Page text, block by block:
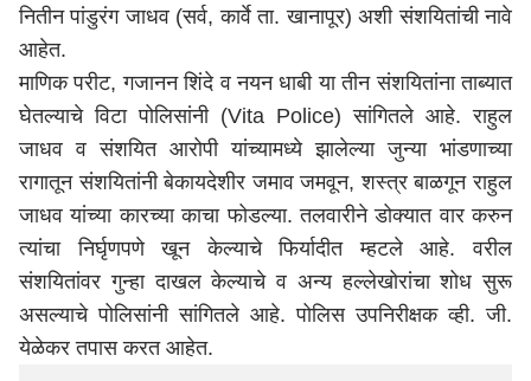
नितीन पांडुरंग जाधव (सर्व, कार्वे ता. खानापूर) अशी संशयितांची नावे
आहेत.
माणिक परीट, गजानन शिंदे व नयन धाबी या तीन संशयितांना ताब्यात
घेतल्याचे विटा पोलिसांनी (Vita Police) सांगितले आहे. राहुल
जाधव व संशयित आरोपी यांच्यामध्ये झालेल्या जुन्या भांडणाच्या
रागातून संशयितांनी बेकायदेशीर जमाव जमवून, शस्त्र बाळगून राहुल
जाधव यांच्या कारच्या काचा फोडल्या. तलवारीने डोक्यात वार करुन
त्यांचा निर्घृणपणे खून केल्याचे फिर्यादीत म्हटले आहे. वरील
संशयितांवर गुन्हा दाखल केल्याचे व अन्य हल्लेखोरांचा शोध सुरू
असल्याचे पोलिसांनी सांगितले आहे. पोलिस उपनिरीक्षक व्ही. जी.
येळेकर तपास करत आहेत.